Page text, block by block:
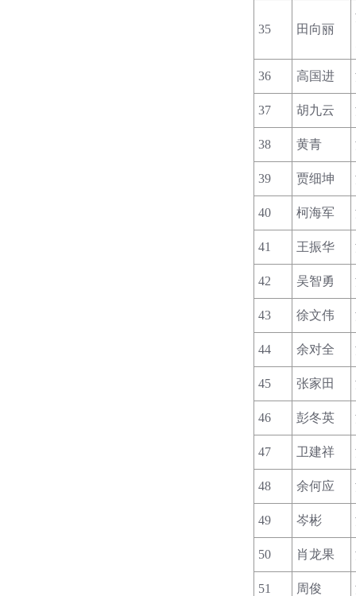
35 田向丽
36 高国进
37 胡九云
38 黄青
39 贾细坤
40 柯海军
41 王振华
42 吴智勇
43 徐文伟
44 余对全
45 张家田
46 彭冬英
47 卫建祥
48 余何应
49 岑彬
50 肖龙果
51 周俊